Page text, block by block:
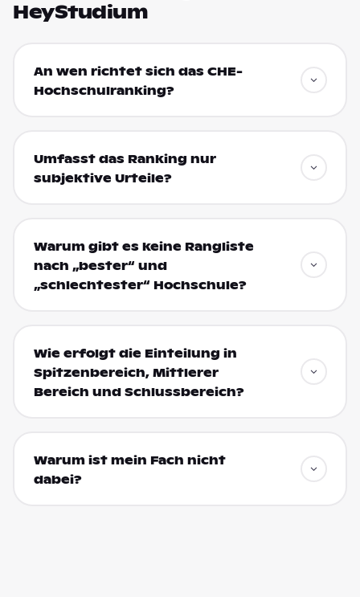
HeyStudium
An wen richtet sich das CHE-
Hochschulranking?
Umfasst das Ranking nur
subjektive Urteile?
Warum gibt es keine Rangliste
nach „bester“ und
„schlechtester“ Hochschule?
Wie erfolgt die Einteilung in
Spitzenbereich, Mittlerer
Bereich und Schlussbereich?
Warum ist mein Fach nicht
dabei?